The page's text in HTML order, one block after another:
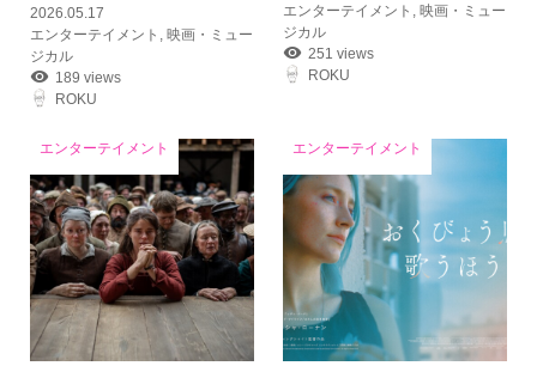
2026.05.17
エンターテイメント
映画・ミュー
ジカル
189 views
ROKU
エンターテイメント
,映画・ミュー
ジカル
251 views
ROKU
エンターテイメント エンターテイメント